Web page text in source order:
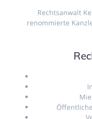
Rechtsanwalt
renommierte